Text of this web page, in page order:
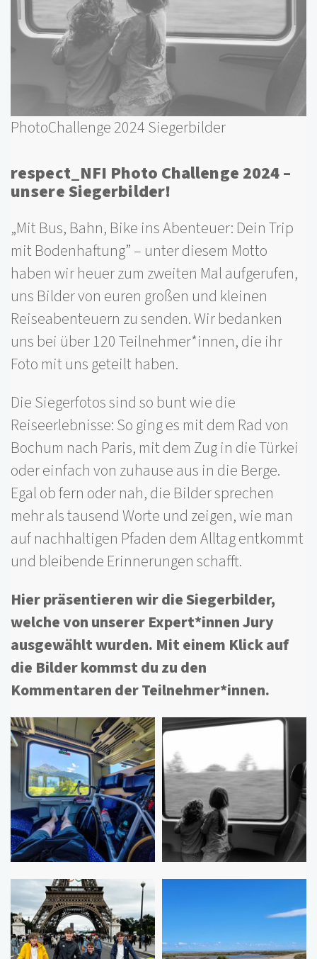
PhotoChallenge 2024 Siegerbilder
respect_NFI Photo Challenge 2024 –
unsere Siegerbilder!
„Mit Bus, Bahn, Bike ins Abenteuer: Dein Trip
mit Bodenhaftung” – unter diesem Motto
haben wir heuer zum zweiten Mal aufgerufen,
uns Bilder von euren großen und kleinen
Reiseabenteuern zu senden. Wir bedanken
uns bei über 120 Teilnehmer*innen, die ihr
Foto mit uns geteilt haben.
Die Siegerfotos sind so bunt wie die
Reiseerlebnisse: So ging es mit dem Rad von
Bochum nach Paris, mit dem Zug in die Türkei
oder einfach von zuhause aus in die Berge.
Egal ob fern oder nah, die Bilder sprechen
mehr als tausend Worte und zeigen, wie man
auf nachhaltigen Pfaden dem Alltag entkommt
und bleibende Erinnerungen schafft.
Hier präsentieren wir die Siegerbilder,
welche von unserer Expert*innen Jury
ausgewählt wurden. Mit einem Klick auf
die Bilder kommst du zu den
Kommentaren der Teilnehmer*innen.
Bilder